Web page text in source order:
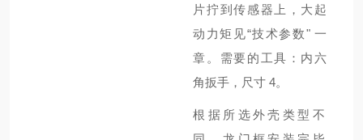
片拧到传感器上，大起
动力矩见“技术参数" 一
章。需要的工具：内六
角扳手，尺寸4。
根据所选外壳类型不